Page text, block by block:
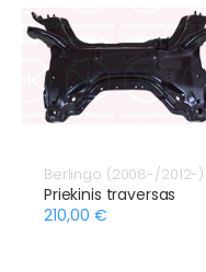
Berlingo (2008-/2012-)
Priekinis traversas
210,00 €